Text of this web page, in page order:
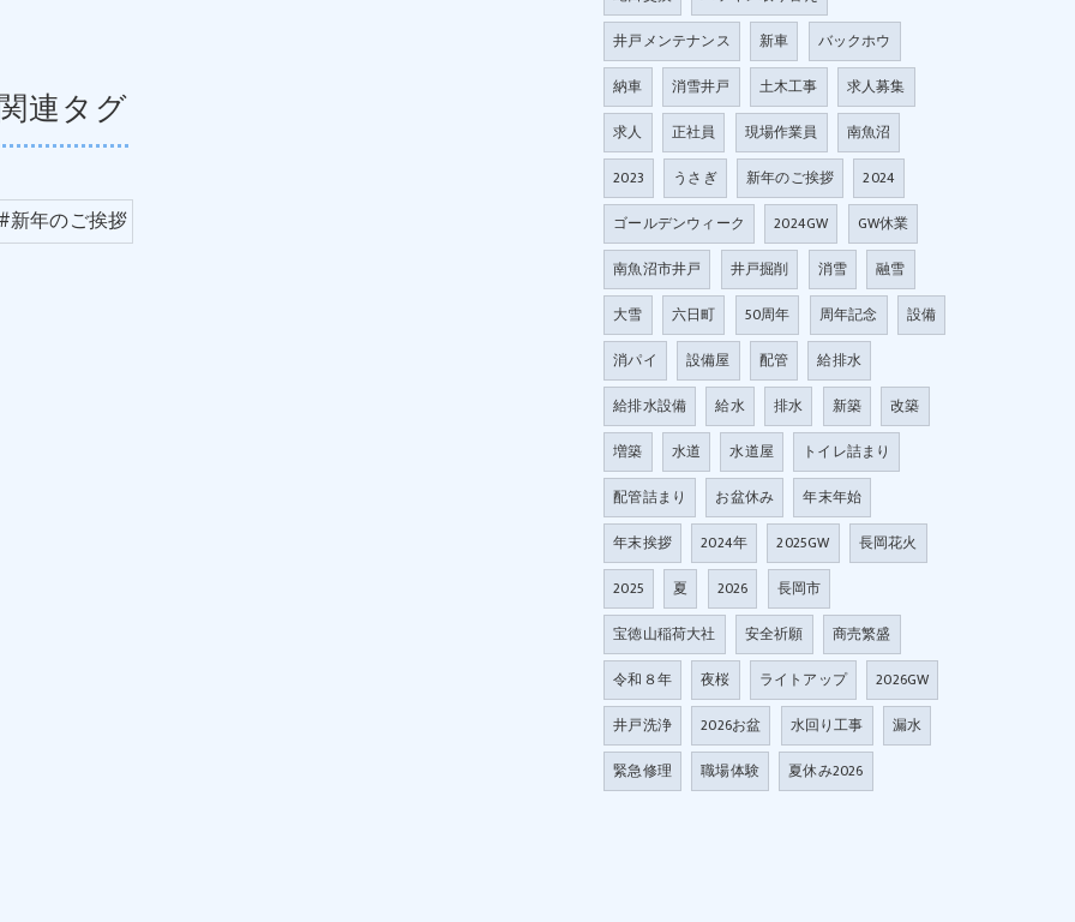
連タグ
#新年のご挨拶
井戸メンテナンス
新車
バックホウ
納車
消雪井戸 土木工事
求人募集
求人
正社員 現場作業員
南魚沼
2023
うさぎ 新年のご挨拶
2024
ゴールデンウィーク
2024GW
GW休業
南魚沼市井戸
井戸掘削 消雪
融雪
大雪
六日町 50周年 周年記念
設備
消パイ
設備屋 配管
給排水
給排水設備
給水 排水 新築
改築
増築
水道 水道屋
トイレ詰まり
配管詰まり
お盆休み
年末年始
年末挨拶
2024年 2025GW
長岡花火
2025
夏 2026
長岡市
宝徳山稲荷大社
安全祈願
商売繁盛
令和８年
夜桜 ライトアップ
2026GW
井戸洗浄
2026お盆 水回り工事
漏水
緊急修理
職場体験 夏休み2026